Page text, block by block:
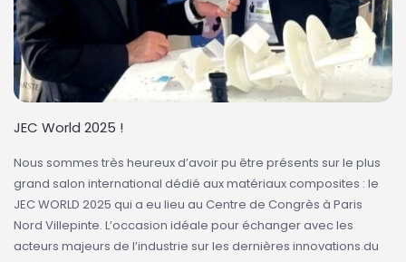
JEC World 2025 !
Nous sommes très heureux d’avoir pu être présents sur le plus
grand salon international dédié aux matériaux composites : le
JEC WORLD 2025 qui a eu lieu au Centre de Congrès à Paris
Nord Villepinte. L’occasion idéale pour échanger avec les
acteurs majeurs de l’industrie sur les dernières innovations du